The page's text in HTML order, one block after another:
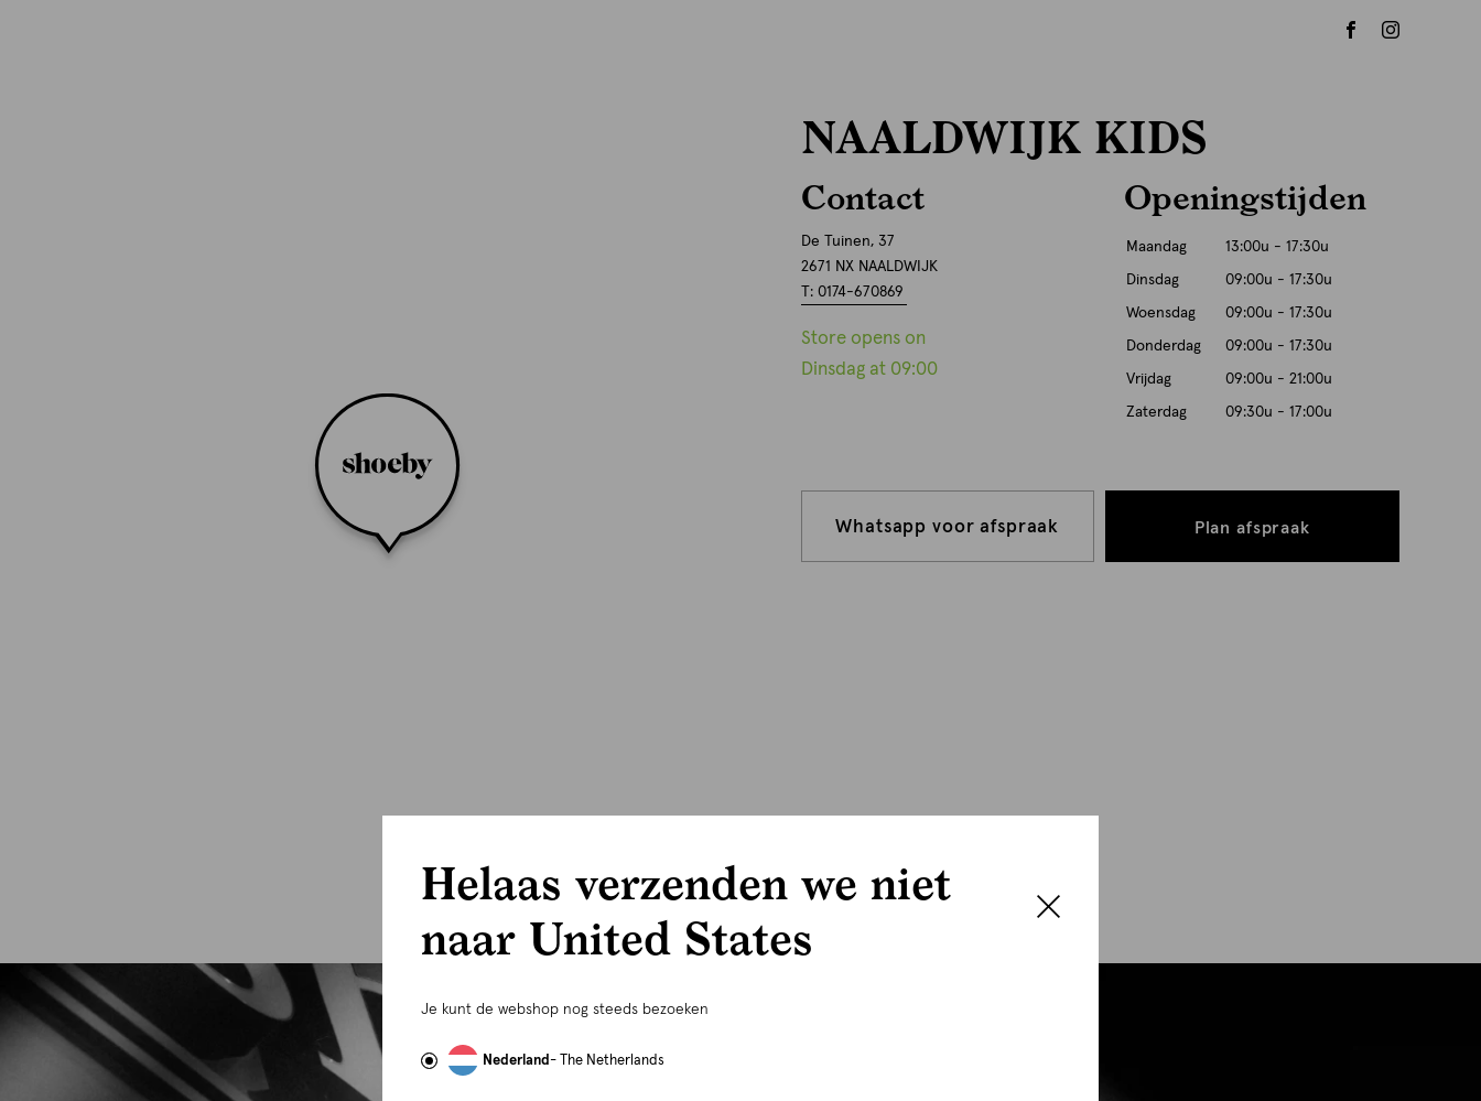
NAALDWIJK KIDS
Contact
De Tuinen, 37
2671 NX NAALDWIJK
T: 0174-670869
Store opens on
Dinsdag at 09:00
Whatsapp voor afspraak Plan afspraak
Openingstijden
Maandag 13:00u - 17:30u
Dinsdag 09:00u - 17:30u
Woensdag 09:00u - 17:30u
Donderdag 09:00u - 17:30u
Vrijdag 09:00u - 21:00u
Zaterdag 09:30u - 17:00u
Helaas verzenden we niet
naar United States
Je kunt de webshop nog steeds bezoeken
Nederland- The Netherlands